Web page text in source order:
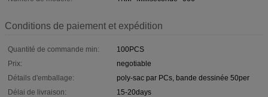
Conditions de paiement et expédition
Quantité de commande min:
100PCS
Prix:
negotiable
Détails d'emballage:
poly-sac par PCs, bande dessinée 50per
Délai de livraison:
15-20days